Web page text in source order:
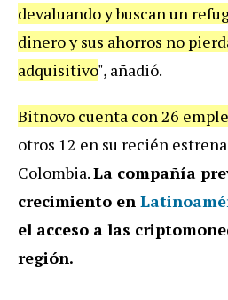
devaluando y buscan un
dinero y sus ahorros no
adquisitivo", añadió.
Bitnovo cuenta con 26
otros 12 en su recién
Colombia.La compañía
crecimiento en
el acceso a las
región.